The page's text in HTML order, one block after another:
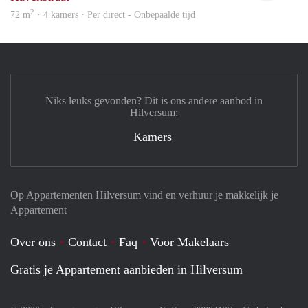
72 m2 · 4 kamers · Per direct - Onbepaalde tijd
Op Appartementen Hilversum vind en verhuur je makkelijk je
Appartement
Over ons Contact Faq
Voor Makelaars
Gratis je Appartement aanbieden in Hilversum
Niks leuks gevonden? Dit is ons andere aanbod in
Hilversum:
Kamers